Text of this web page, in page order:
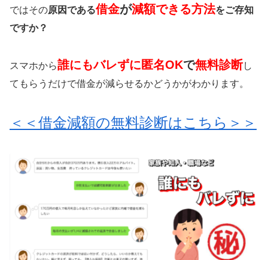
ではその原因である借金が減額できる方法をご存知
ですか？
スマホから誰にもバレずに匿名OKで無料診断し
てもらうだけで借金が減らせるかどうかがわかります。
＜＜借金減額の無料診断はこちら＞＞